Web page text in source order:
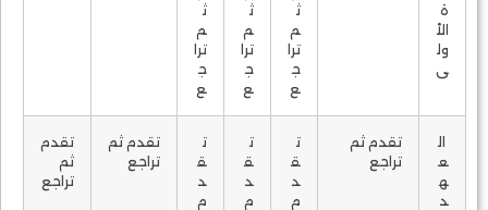
ة
الأ
ول
ى
ث
م
ترا
ج
ع
ث
م
ترا
ج
ع
ث
م
ترا
ج
ع
ال
ع
ه
د
تقدم ثم
تراجع
ت
ق
د
م
ت
ق
د
م
ت
ق
د
م
تقدم ثم
تراجع
تقدم
ثم
تراجع